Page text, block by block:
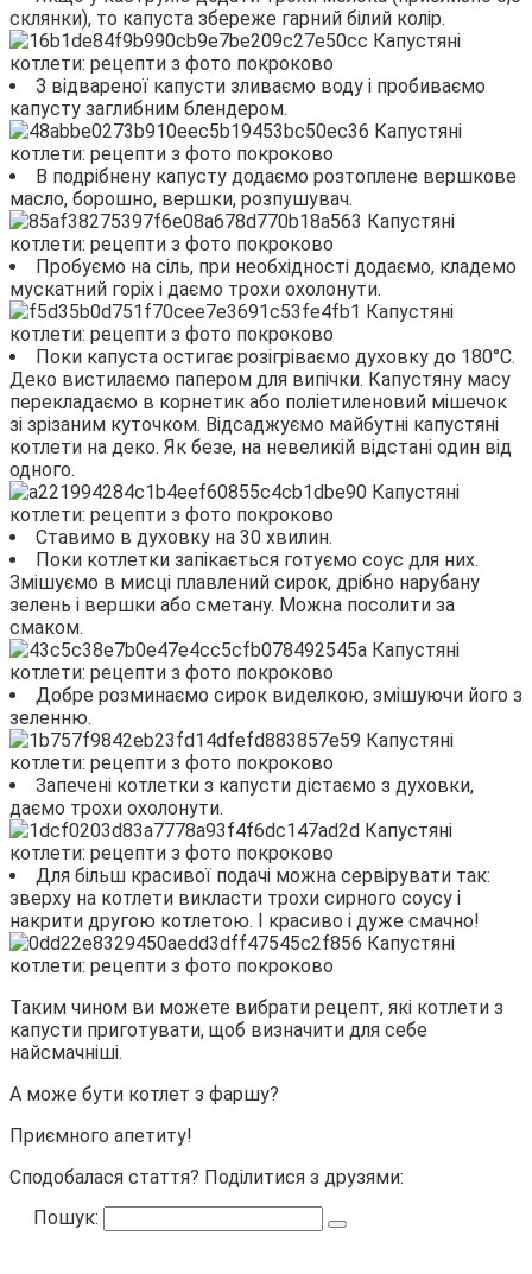
склянки), то капуста збереже гарний білий колір.
З відвареної капусти зливаємо воду і пробиваємо
капусту заглибним блендером.
В подрібнену капусту додаємо розтоплене вершкове
масло, борошно, вершки, розпушувач.
Пробуємо на сіль, при необхідності додаємо, кладемо
мускатний горіх і даємо трохи охолонути.
Поки капуста остигає розігріваємо духовку до 180°С.
Деко вистилаємо папером для випічки. Капустяну масу
перекладаємо в корнетик або поліетиленовий мішечок
зі зрізаним куточком. Відсаджуємо майбутні капустяні
котлети на деко. Як безе, на невеликій відстані один від
одного.
Ставимо в духовку на 30 хвилин.
Поки котлетки запікається готуємо соус для них.
Змішуємо в мисці плавлений сирок, дрібно нарубану
зелень і вершки або сметану. Можна посолити за
смаком.
Добре розминаємо сирок виделкою, змішуючи його з
зеленню.
Запечені котлетки з капусти дістаємо з духовки,
даємо трохи охолонути.
Для більш красивої подачі можна сервірувати так:
зверху на котлети викласти трохи сирного соусу і
накрити другою котлетою. І красиво і дуже смачно!
Таким чином ви можете вибрати рецепт, які котлети з
капусти приготувати, щоб визначити для себе
найсмачніші.
А може бути котлет з фаршу?
Приємного апетиту!
Сподобалася стаття? Поділитися з друзями:
Пошук: